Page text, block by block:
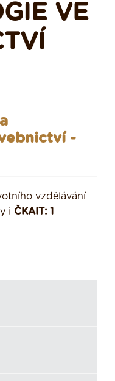
VE
-
vzdělávání
i ČKAIT: 1